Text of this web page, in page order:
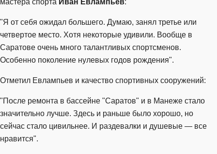
"Я от себя ожидал большего. Думаю, занял третье или
четвертое место. Хотя некоторые удивили. Вообще в
Саратове очень много талантливых спортсменов.
Особенно поколение нулевых годов рождения".
Отметил Евлампьев и качество спортивных сооружений:
"После ремонта в бассейне "Саратов" и в Манеже стало
значительно лучше. Здесь и раньше было хорошо, но
сейчас стало цивильнее. И раздевалки и душевые — все
нравится".